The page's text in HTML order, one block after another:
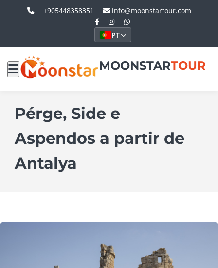
+905448358351 info@moonstartour.com
PT
MOONSTARTOUR
Pérge, Side e
Aspendos a partir de
Antalya